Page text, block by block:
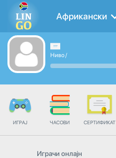
Африкански
Ниво/
ИГРАЈ ЧАСОВИ СЕРТИФИКАТ
Играчи онлајн